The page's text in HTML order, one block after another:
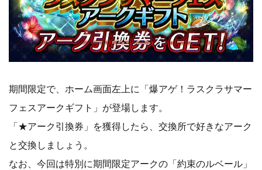
期間限定で、ホーム画面左上に「爆アゲ！ラスクラサマー
フェスアークギフト」が登場します。
「★アーク引換券」を獲得したら、交換所で好きなアーク
と交換しましょう。
なお、今回は特別に期間限定アークの「約束のルベール」